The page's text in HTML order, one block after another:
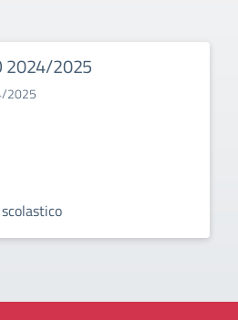
2024/2025
2025